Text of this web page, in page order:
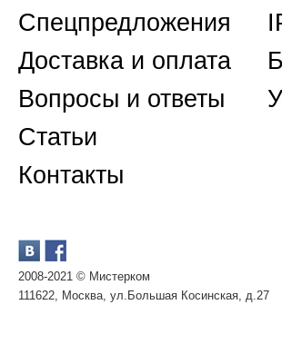
Спецпредложения
Доставка и оплата
Вопросы и ответы
Статьи
Контакты
2008-2021 © Мистерком
111622, Москва, ул.Большая Косинская, д.27